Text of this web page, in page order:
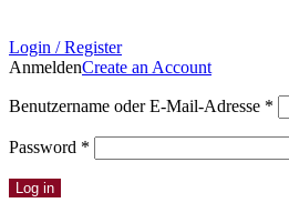
Login / Register
AnmeldenCreate an Account
Benutzername oder E-Mail-Adresse *
Password *
Log in